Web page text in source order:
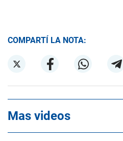
COMPARTÍ LA NOTA:
Mas videos